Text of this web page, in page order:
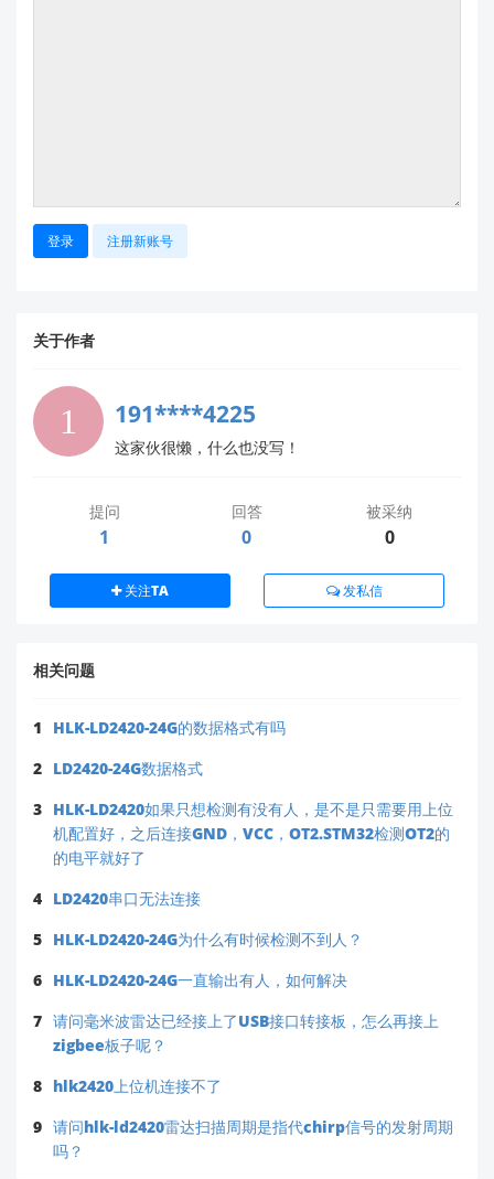
串口助手中执行
结果；
📧support@hlktech.cn
登录 注册新账号
关于作者
191****4225
这家伙很懒，什么也没写！
提问
1
回答
0
被采纳
0
关注TA 发私信
相关问题
1
HLK-LD2420-24G的数据格式有吗
2 LD2420-24G数据格式
3 HLK-LD2420如果只想检测有没有人，是不是只需要用上位
机配置好，之后连接GND，VCC，OT2.STM32检测OT2的
的电平就好了
4 LD2420串口无法连接
5 HLK-LD2420-24G为什么有时候检测不到人？
6 HLK-LD2420-24G一直输出有人，如何解决
7 请问毫米波雷达已经接上了USB接口转接板，怎么再接上
zigbee板子呢？
8 hlk2420上位机连接不了
9 请问hlk-ld2420雷达扫描周期是指代chirp信号的发射周期
吗？